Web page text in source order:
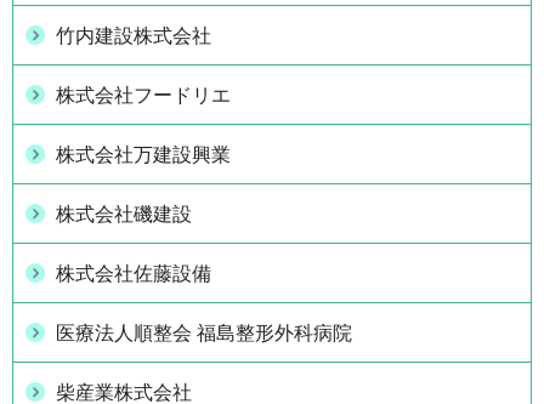
竹内建設株式会社
株式会社フードリエ
株式会社万建設興業
株式会社磯建設
株式会社佐藤設備
医療法人順整会 福島整形外科病院
柴産業株式会社